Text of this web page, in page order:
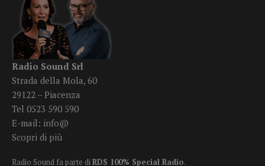
Radio Sound Srl
Strada della Mola, 60
29122 – Piacenza
Tel 0523 590 590
E-mail: info@
Scopri di più
Radio Sound fa parte di RDS 100% Special Radio.